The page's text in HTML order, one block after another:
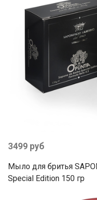
3499 руб
Мыло для бритья
Special Edition 150 гр